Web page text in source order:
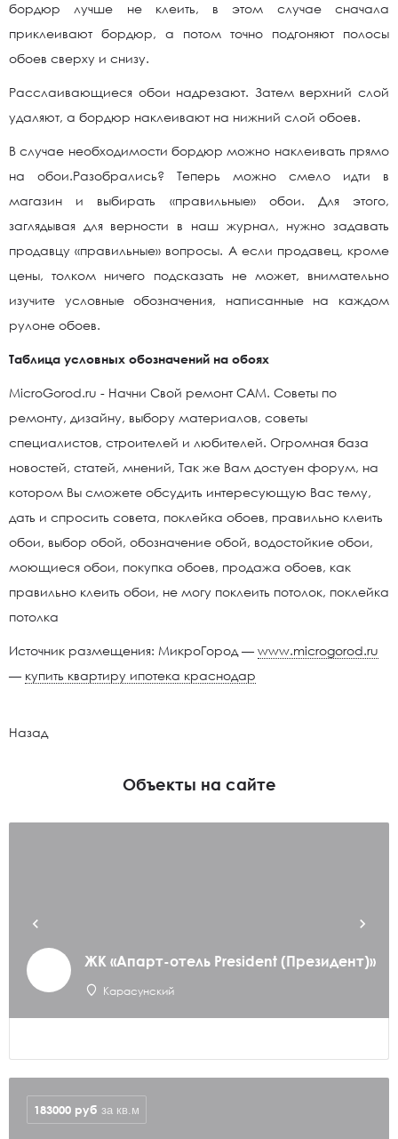
бордюр лучше не клеить, в этом случае сначала
приклеивают бордюр, а потом точно подгоняют полосы
обоев сверху и снизу.
Расслаивающиеся обои надрезают. Затем верхний слой
удаляют, а бордюр наклеивают на нижний слой обоев.
В случае необходимости бордюр можно наклеивать прямо
на обои.Разобрались? Теперь можно смело идти в
магазин и выбирать «правильные» обои. Для этого,
заглядывая для верности в наш журнал, нужно задавать
продавцу «правильные» вопросы. А если продавец, кроме
цены, толком ничего подсказать не может, внимательно
изучите условные обозначения, написанные на каждом
рулоне обоев.
Таблица условных обозначений на обоях
MicroGorod.ru - Начни Свой ремонт САМ. Советы по
ремонту, дизайну, выбору материалов, советы
специалистов, строителей и любителей. Огромная база
новостей, статей, мнений, Так же Вам достуен форум, на
котором Вы сможете обсудить интересующую Вас тему,
дать и спросить совета, поклейка обоев, правильно клеить
обои, выбор обой, обозначение обой, водостойкие обои,
моющиеся обои, покупка обоев, продажа обоев, как
правильно клеить обои, не могу поклеить потолок, поклейка
потолка
Источник размещения: МикроГород — www.microgorod.ru
— купить квартиру ипотека краснодар
Назад
Объекты на сайте
ЖК «Апарт-отель President (Президент)»
Карасунский
183000 руб за кв.м